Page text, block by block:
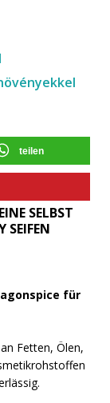
teilen
SELBST
SEIFEN
für
Fetten, Ölen,